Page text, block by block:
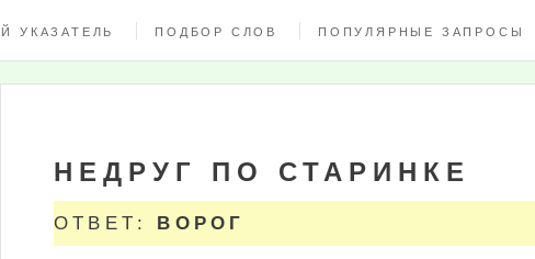
УКАЗАТЕЛЬ ПОДБОР СЛОВ ПОПУЛЯРНЫЕ ЗАПРОСЫ
НЕДРУГ ПО СТАРИНКЕ
ОТВЕТ: ВОРОГ